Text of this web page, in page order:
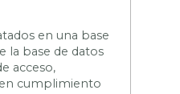
en una base
la base de datos
acceso,
cumplimiento